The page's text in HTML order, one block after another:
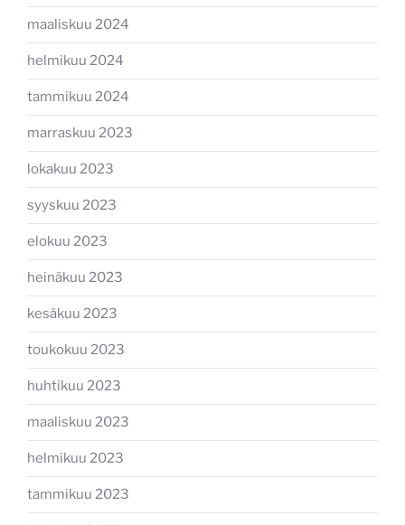
maaliskuu 2024
helmikuu 2024
tammikuu 2024
marraskuu 2023
lokakuu 2023
syyskuu 2023
elokuu 2023
heinäkuu 2023
kesäkuu 2023
toukokuu 2023
huhtikuu 2023
maaliskuu 2023
helmikuu 2023
tammikuu 2023